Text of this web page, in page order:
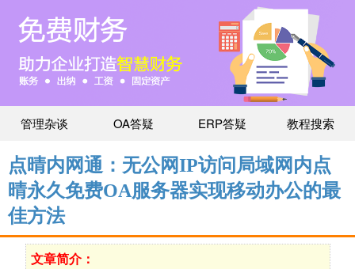
管理杂谈 OA答疑 ERP答疑 教程搜索
点晴内网通：无公网IP访问局域网内点
晴永久免费OA服务器实现移动办公的最
佳方法
文章简介：